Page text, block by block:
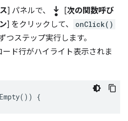
] パネルで、 step_into [次の関数呼び
] をクリックして、 onClick()
つステップ実行します。
ド行がハイライト表示されま
()) {